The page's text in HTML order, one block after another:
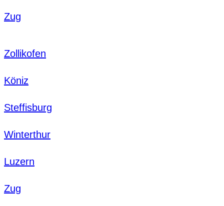
Zug
Zollikofen
Köniz
Steffisburg
Winterthur
Luzern
Zug